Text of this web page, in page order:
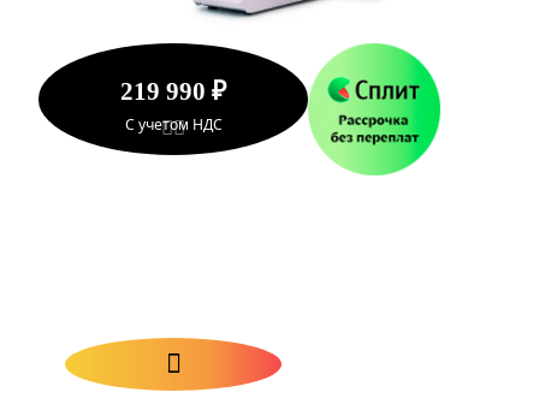
219 990 ₽
С учетом НДС